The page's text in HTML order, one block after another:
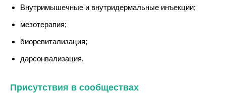
Внутримышечные и внутридермальные инъекции;
мезотерапия;
биоревитализация;
дарсонвализация.
Присутствия в сообществах